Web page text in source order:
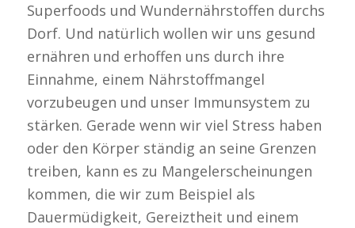
Superfoods und Wundernährstoffen durchs
Dorf. Und natürlich wollen wir uns gesund
ernähren und erhoffen uns durch ihre
Einnahme, einem Nährstoffmangel
vorzubeugen und unser Immunsystem zu
stärken. Gerade wenn wir viel Stress haben
oder den Körper ständig an seine Grenzen
treiben, kann es zu Mangelerscheinungen
kommen, die wir zum Beispiel als
Dauermüdigkeit, Gereiztheit und einem